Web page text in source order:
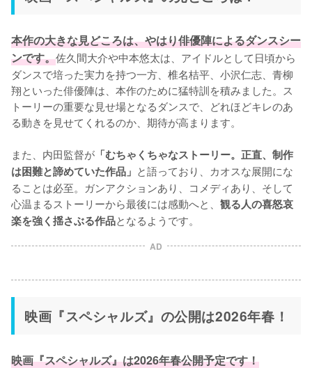
本作の大きな見どころは、やはり俳優陣によるダンスシー
ンです。佐久間大介や中本悠太は、アイドルとして日頃から
ダンスで培った実力を持つ一方、椎名桔平、小沢仁志、青柳
翔といった俳優陣は、本作のために猛特訓を積みました。ス
トーリーの重要な見せ場となるダンスで、どれほどキレのあ
る動きを見せてくれるのか、期待が高まります。
また、内田監督が 「むちゃくちゃなストーリー。正直、制作
は困難と諦めていた作品」 と語っており、カオスな展開にな
ることは必至。ガンアクションあり、コメディあり、そして
心温まるストーリーから最後には感動へと、 観る人の喜怒哀
楽を強く揺さぶる作品となるようです。
AD
映画『スペシャルズ』の公開は2026年春！
映画『スペシャルズ』は2026年春公開予定です！